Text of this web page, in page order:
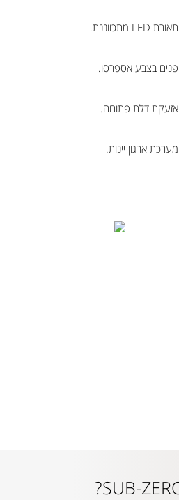
תאורת LED מתכווננת.
פנים בצבע אספרסו.
אזעקת דלת פתוחה.
מערכת ארגון יינות.